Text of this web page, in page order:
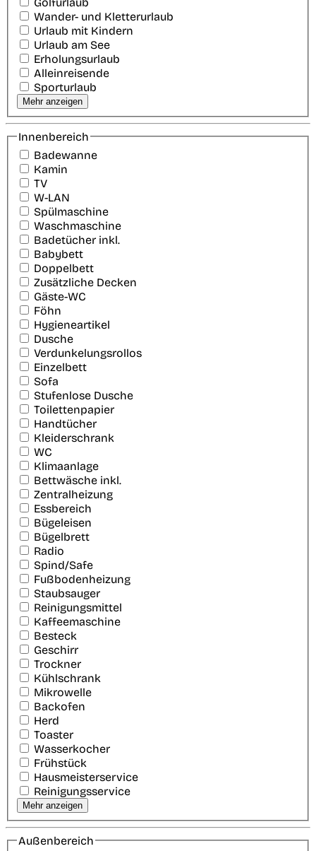
Wander- und Kletterurlaub
Urlaub mit Kindern
Urlaub am See
Erholungsurlaub
Alleinreisende
Sporturlaub
Mehr anzeigen
Innenbereich
Badewanne
Kamin
TV
W-LAN
Spülmaschine
Waschmaschine
Badetücher inkl.
Babybett
Doppelbett
Zusätzliche Decken
Gäste-WC
Föhn
Hygieneartikel
Dusche
Verdunkelungsrollos
Einzelbett
Sofa
Stufenlose Dusche
Toilettenpapier
Handtücher
Kleiderschrank
WC
Klimaanlage
Bettwäsche inkl.
Zentralheizung
Essbereich
Bügeleisen
Bügelbrett
Radio
Spind/Safe
Fußbodenheizung
Staubsauger
Reinigungsmittel
Kaffeemaschine
Besteck
Geschirr
Trockner
Kühlschrank
Mikrowelle
Backofen
Herd
Toaster
Wasserkocher
Frühstück
Hausmeisterservice
Reinigungsservice
Mehr anzeigen
Außenbereich